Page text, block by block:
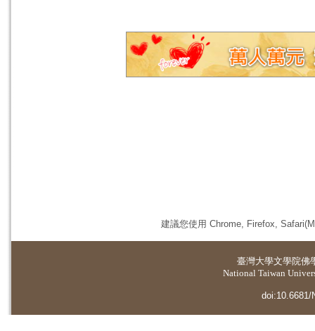
建議您使用 Chrome, Firefox,
臺灣大學文學院佛
National Taiwan
doi:10.6681/